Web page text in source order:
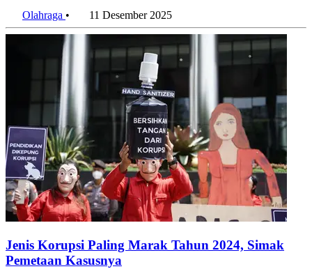
Olahraga • 11 Desember 2025
Jenis Korupsi Paling Marak Tahun 2024, Simak
Pemetaan Kasusnya